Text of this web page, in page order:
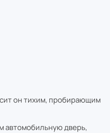
он тихим, пробирающим
автомобильную дверь,